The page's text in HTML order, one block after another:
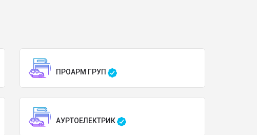
ПРОАРМ ГРУП
АУРТОЕЛЕКТРИК